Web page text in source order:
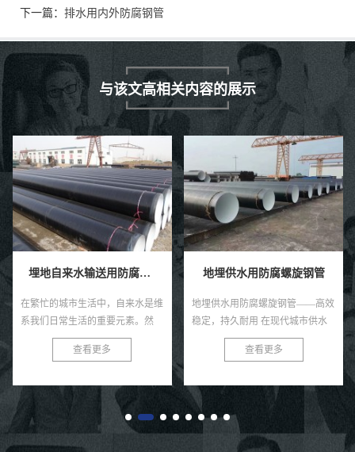
下一篇： 排水用内外防腐钢管
与该文高相关内容的展示
埋地自来水输送用防腐钢管
在繁忙的城市生活中，自来水是维
系我们日常生活的重要元素。然
而，很少有人注意到，正是那些深
埋在地下的防腐钢管，默默承担着
我...
查看更多
地埋供水用防腐螺旋钢管
地埋供水用防腐螺旋钢管——高效
稳定，持久耐用 在现代城市供水
系统中，地埋供水用防腐螺旋钢管
以其卓越的性能和稳定的品质，赢
不...
查看更多